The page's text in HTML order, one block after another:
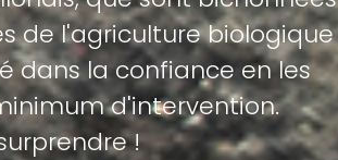
de l'agriculture biologique
dans la confiance en les
d'intervention.
!